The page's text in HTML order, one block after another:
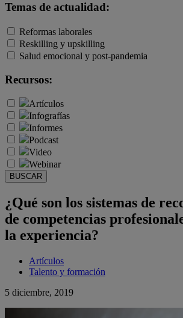
Temas de actualidad:
Reformas laborales
Reskilling y upskilling
Salud emocional y post-pandemia
Recursos:
Artículos
Infografías
Informes
Podcast
Video
Webinar
BUSCAR
¿Qué son los sistemas de
de competencias
la experiencia?
Artículos
Talento y formación
5 diciembre, 2019